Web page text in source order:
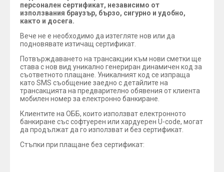
персонален сертификат, независимо от
използвания браузър, бързо, сигурно и удобно,
както и досега.
Вече не е необходимо да изтегляте нов или да
подновявате изтичащ сертификат.
Потвърждаването на трансакции към нови сметки ще
става с нов вид уникално генериран динамичен код за
съответното плащане. Уникалният код се изпраща
като SMS съобщение заедно с детайлите на
трансакцията на предварително обявения от клиента
мобилен номер за електронно банкиране.
Клиентите на ОББ, които използват електронното
банкиране със софтуерен или хардуерен U-code, могат
да продължат да го използват и без сертификат.
Стъпки при плащане без сертификат: